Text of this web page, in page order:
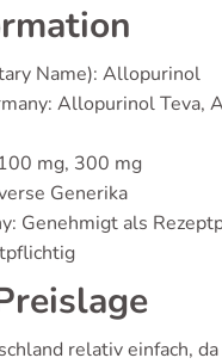
Name): Allopurinol
Allopurinol Teva,
mg, 300 mg
Generika
Genehmigt als
relativ einfach,